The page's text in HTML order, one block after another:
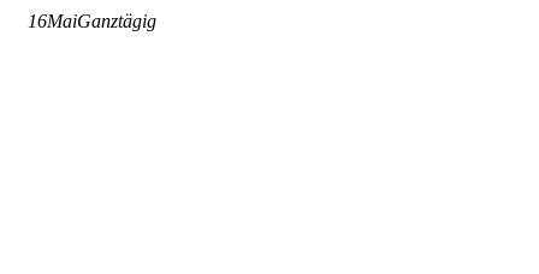
16MaiGanztägig